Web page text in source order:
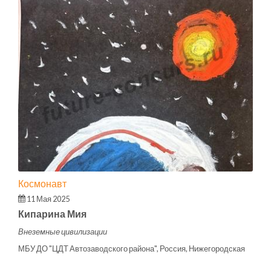
Космонавт
11 Мая 2025
Кипарина Мия
Внеземные цивилизации
МБУ ДО "ЦДТ Автозаводского района", Россия, Нижегородская